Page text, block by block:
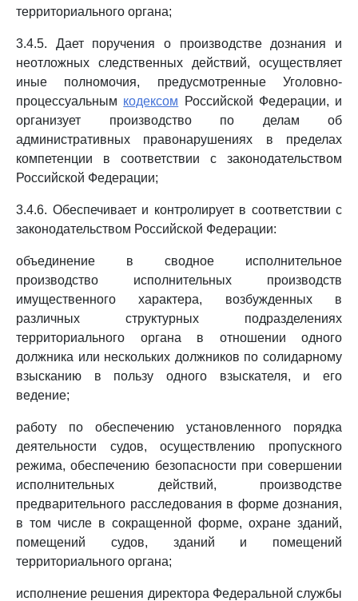
территориального органа;
3.4.5. Дает поручения о производстве дознания и
неотложных следственных действий, осуществляет
иные полномочия, предусмотренные Уголовно-
процессуальным кодексом Российской Федерации, и
организует производство по делам об
административных правонарушениях в пределах
компетенции в соответствии с законодательством
Российской Федерации;
3.4.6. Обеспечивает и контролирует в соответствии с
законодательством Российской Федерации:
объединение в сводное исполнительное
производство исполнительных производств
имущественного характера, возбужденных в
различных структурных подразделениях
территориального органа в отношении одного
должника или нескольких должников по солидарному
взысканию в пользу одного взыскателя, и его
ведение;
работу по обеспечению установленного порядка
деятельности судов, осуществлению пропускного
режима, обеспечению безопасности при совершении
исполнительных действий, производстве
предварительного расследования в форме дознания,
в том числе в сокращенной форме, охране зданий,
помещений судов, зданий и помещений
территориального органа;
исполнение решения директора Федеральной службы